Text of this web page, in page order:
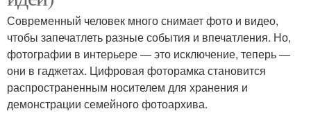
Современный человек много снимает фото и видео,
чтобы запечатлеть разные события и впечатления. Но,
фотографии в интерьере — это исключение, теперь —
они в гаджетах. Цифровая фоторамка становится
распространенным носителем для хранения и
демонстрации семейного фотоархива.